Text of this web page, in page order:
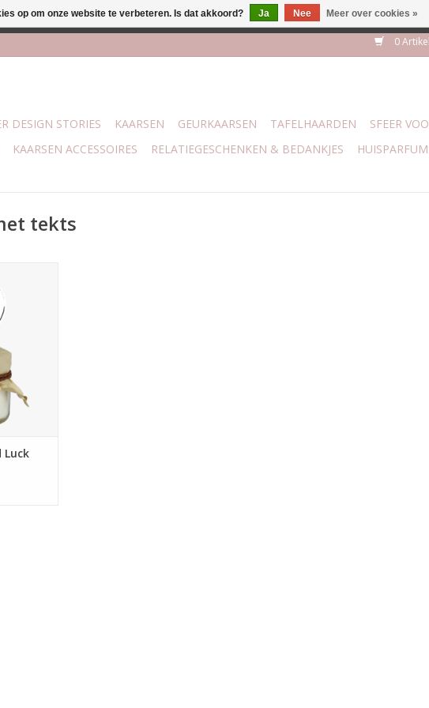
0
DESIGN STORIES KAARSEN GEURKAARSEN TAFELHAARDEN SFEER
KAARSEN ACCESSOIRES RELATIEGESCHENKEN & BEDANKJES
tekts
de
ca. 4
38 mm.
Luck
op om onze website te verbeteren. Is dat akkoord? Ja Nee Meer over cookies »
Woon & Cadeau | Belvederelaan 107 Zwolle | boven de 70 euro geen